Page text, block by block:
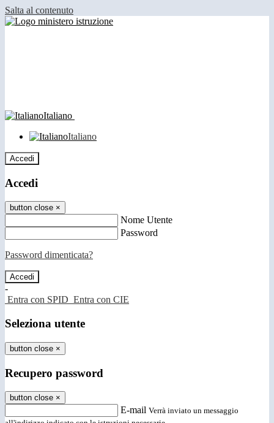
Salta al contenuto
Italiano
Italiano
Accedi
Accedi
button close ×
Nome Utente
Password
Password dimenticata?
-
Entra con SPID Entra con CIE
Seleziona utente
button close ×
Recupero password
button close ×
E-mail Verrà inviato un messaggio